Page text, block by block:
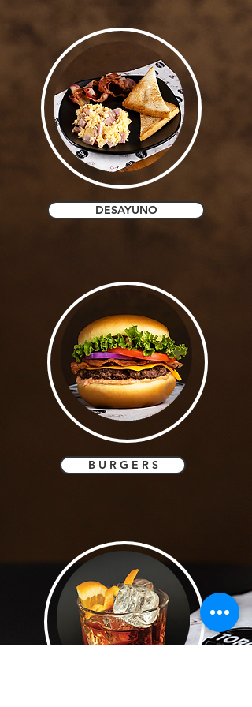
DESAYUNO
B U R G E R S